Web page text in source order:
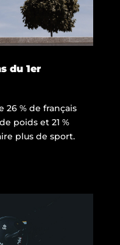
du 1er
26 % de français
poids et 21 %
plus de sport.